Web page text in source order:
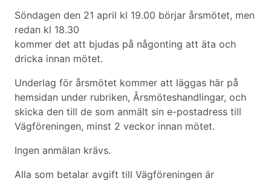
Söndagen den 21 april kl 19.00 börjar årsmötet, men
redan kl 18.30
kommer det att bjudas på någonting att äta och
dricka innan mötet.
Underlag för årsmötet kommer att läggas här på
hemsidan under rubriken, Årsmöteshandlingar, och
skicka den till de som anmält sin e-postadress till
Vägföreningen, minst 2 veckor innan mötet.
Ingen anmälan krävs.
Alla som betalar avgift till Vägföreningen är